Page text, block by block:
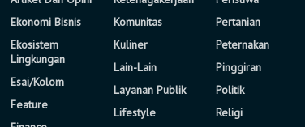
Ekonomi Bisnis
Ekosistem
Lingkungan
Esai/Kolom
Feature
Komunitas
Kuliner
Lain-Lain
Layanan Publik
Lifestyle
Pertanian
Peternakan
Pinggiran
Politik
Religi